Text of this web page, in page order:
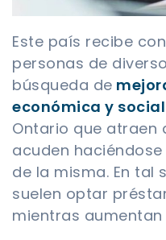
Este país recibe
personas de
búsqueda de
económica y social
Ontario que atraen
acuden
de la misma. En tal
suelen optar
mientras aumentan